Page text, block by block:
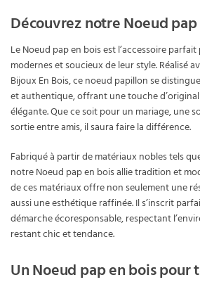
Découvrez notre Noeud
Le Noeud pap en bois est l’accessoire
modernes et soucieux de leur style. Réalisé
Bijoux En Bois, ce noeud papillon se
et authentique, offrant une touche
élégante. Que ce soit pour un mariage, une
sortie entre amis, il saura faire la différence.
Fabriqué à partir de matériaux nobles tels
notre Noeud pap en bois allie tradition et
de ces matériaux offre non seulement une
aussi une esthétique raffinée. Il s’inscrit
démarche écoresponsable, respectant
restant chic et tendance.
Un Noeud pap en bois pour